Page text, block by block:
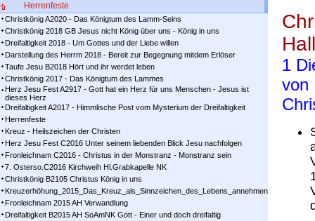
Herrenfeste
Christkönig A2020 - Das Königtum des Lamm-Seins
Christkönig 2018 GB Jesus nicht König über uns - König in uns
Dreifaltigkeit 2018 - Um Gottes und der Liebe willen
Darstellung des Herrm 2018 - Bereit zur Begegnung mitdem Erlöser
Taufe Jesu B2018 Hört und ihr werdet leben
Christkönig 2017 - Das Königtum des Lammes
Herz Jesu Fest A2917 - Gott hat ein Herz für uns Menschen - Jesus ist
dieses Herz
Dreifaltigkeit A2017 - Himmlische Post vom Mysterium der Dreifaltigkeit
Herrenfeste
Kreuz - Heilszeichen der Christen
Herz Jesu Fest C2016 Unter seinem liebenden Blick Jesu nachfolgen
Fronleichnam C2016 - Christus in der Monstranz - Monstranz sein
7. Osterso.C2016 Kirchweih Hl.Grabkapelle NK
Christkönig B2105 Christus König in uns
Kreuzerhöhung_2015_Das_Kreuz_als_Sinnzeichen_des_Lebens_annehmen
Fronleichnam 2015 AH Verwandlung
Dreifaltigkeit B2015 AH SoAmNK Gott - Einer und doch dreifaltig
1
von